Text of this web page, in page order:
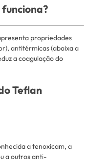
propriedades
antitérmicas (abaixa a
a coagulação do
Teflan
a tenoxicam, a
a outros anti-